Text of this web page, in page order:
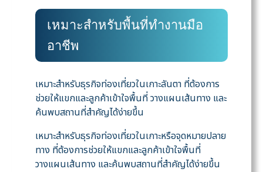
เหมาะสำหรับพื้นที่ทำงานมือ
อาชีพ
เหมาะสำหรับธุรกิจท่องเที่ยวในเกาะลันตา ที่ต้องการ
ช่วยให้แขกและลูกค้าเข้าใจพื้นที่ วางแผนเส้นทาง และ
ค้นพบสถานที่สำคัญได้ง่ายขึ้น
เหมาะสำหรับธุรกิจท่องเที่ยวในเกาะหรือจุดหมายปลาย
ทาง ที่ต้องการช่วยให้แขกและลูกค้าเข้าใจพื้นที่
วางแผนเส้นทาง และค้นพบสถานที่สำคัญได้ง่ายขึ้น